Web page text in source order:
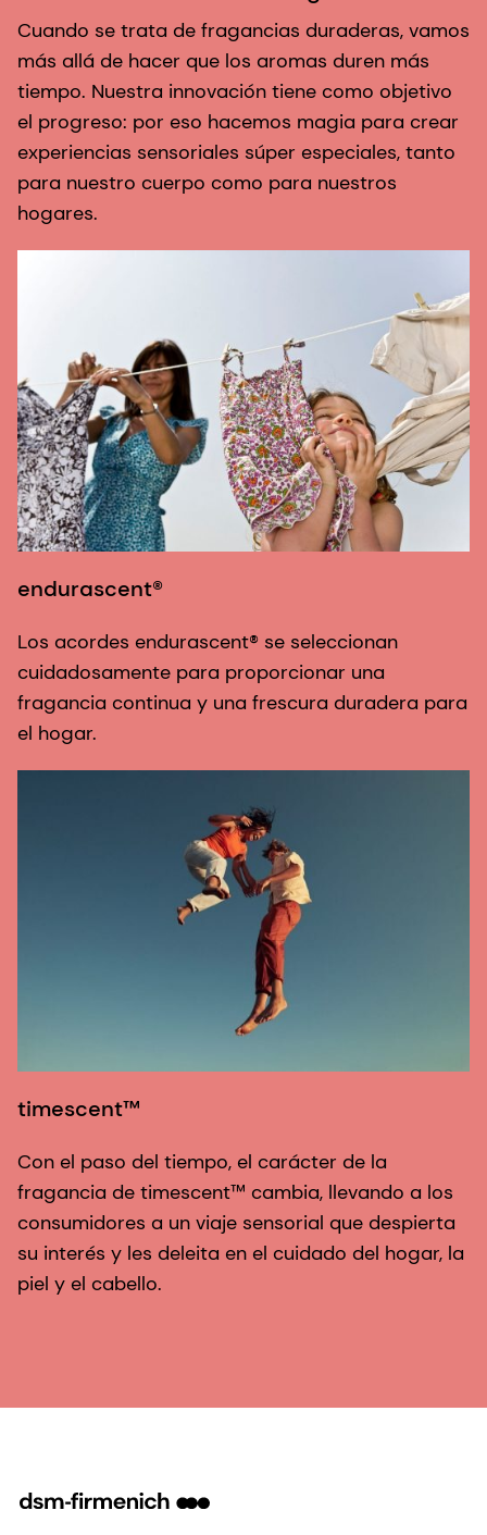
Cuando se trata de fragancias duraderas, vamos
más allá de hacer que los aromas duren más
tiempo. Nuestra innovación tiene como objetivo
el progreso: por eso hacemos magia para crear
experiencias sensoriales súper especiales, tanto
para nuestro cuerpo como para nuestros
hogares.
endurascent®
Los acordes endurascent® se seleccionan
cuidadosamente para proporcionar una
fragancia continua y una frescura duradera para
el hogar.
timescent™
Con el paso del tiempo, el carácter de la
fragancia de timescent™ cambia, llevando a los
consumidores a un viaje sensorial que despierta
su interés y les deleita en el cuidado del hogar, la
piel y el cabello.